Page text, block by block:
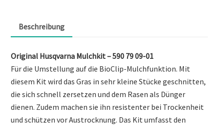
Beschreibung
Original Husqvarna Mulchkit – 590 79 09-01
Für die Umstellung auf die BioClip-Mulchfunktion. Mit
diesem Kit wird das Gras in sehr kleine Stücke geschnitten,
die sich schnell zersetzen und dem Rasen als Dünger
dienen. Zudem machen sie ihn resistenter bei Trockenheit
und schützen vor Austrocknung. Das Kit umfasst den